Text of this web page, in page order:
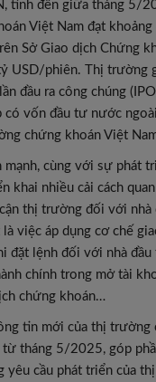
tính đến giữa tháng 5/
Việt Nam đạt
Sở Giao dịch Chứng
USD/phiên. Thị trường
đầu ra công chúng
có vốn đầu tư nước
chứng khoán Việt
mạnh, cùng với sự phát
khai nhiều cải cách
thị trường đối với
việc áp dụng cơ chế
đặt lệnh đối với nhà
chính trong mở tài
chứng khoán…
tin mới của thị trường
tháng 5/2025, góp
yêu cầu phát triển của